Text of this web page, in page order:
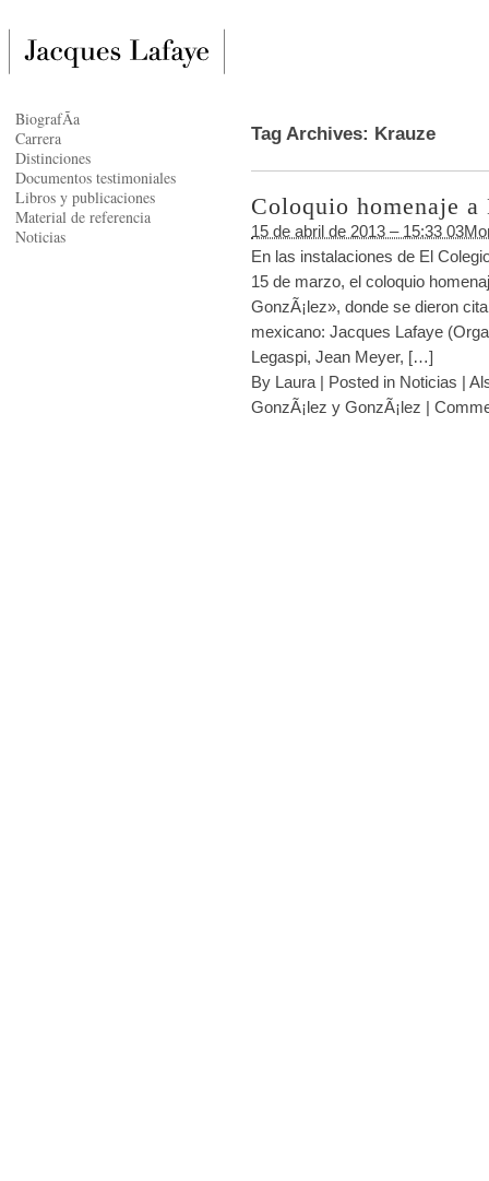
Tag Archives: Krauze
Coloquio homenaje
15 de abril de 2013 – 15:33
En las instalaciones de El
15 de marzo, el coloquio
GonzÃ¡lez», donde se dieron
mexicano: Jacques Lafaye
Legaspi, Jean Meyer, […]
By Laura | Posted in Noticias |
GonzÃ¡lez y GonzÃ¡lez |
BiografÃ­a
Carrera
Distinciones
Documentos testimoniales
Libros y publicaciones
Material de referencia
Noticias